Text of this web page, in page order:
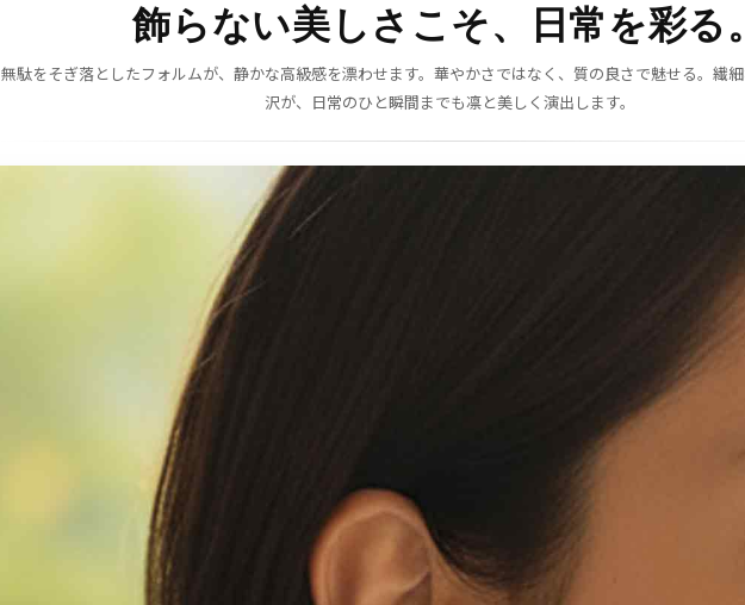
飾らない美しさこそ、日常を彩る。
無駄をそぎ落としたフォルムが、静かな高級感を漂わせます。華やかさではなく、質の良さで魅せる。繊
沢が、日常のひと瞬間までも凛と美しく演出します。